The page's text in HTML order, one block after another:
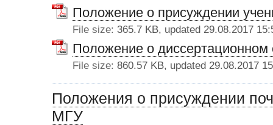
Положение о присуждении
File size: 365.7 KB, updated 29.08.2017
Положение о диссертационном
File size: 860.57 KB, updated 29.08.2017
Положения о присуждении
МГУ